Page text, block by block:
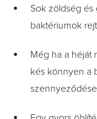
Sok zöldség
baktériumok
Még ha a héját
kés könnyen a